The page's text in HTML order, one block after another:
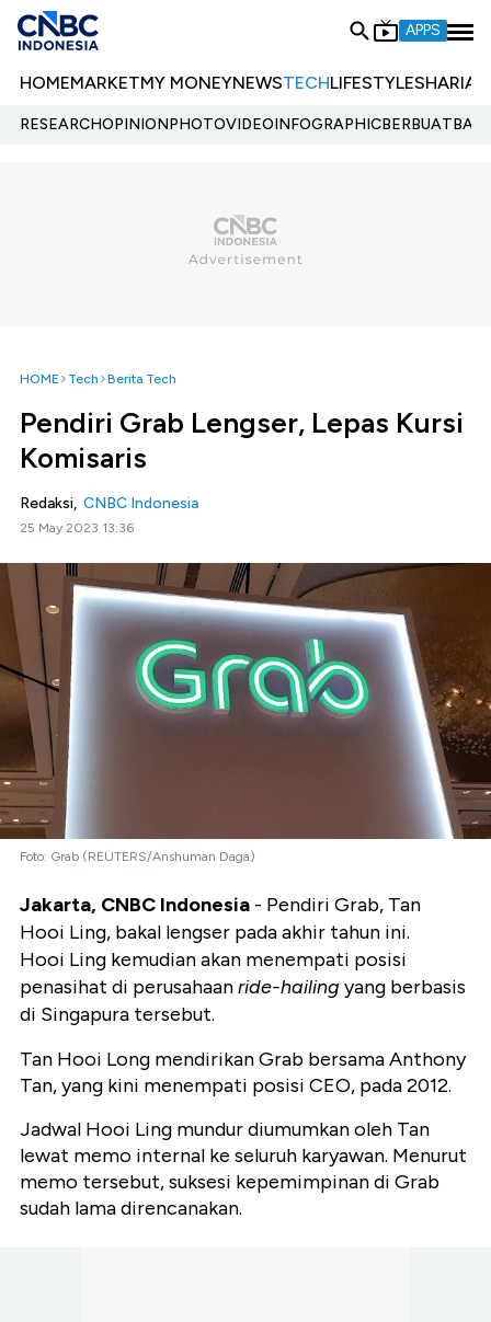
APPS
HOMEMARKETMY MONEYNEWSTECHLIFESTYLESHARIA
RESEARCHOPINIONPHOTOVIDEOINFOGRAPHIC
HOME Tech Berita Tech
Pendiri Grab Lengser, Lepas Kursi
Komisaris
Redaksi, CNBC Indonesia
25 May 2023 13:36
Foto: Grab (REUTERS/Anshuman Daga)
Jakarta, CNBC Indonesia - Pendiri Grab, Tan
Hooi Ling, bakal lengser pada akhir tahun ini.
Hooi Ling kemudian akan menempati posisi
penasihat di perusahaanride-hailing yang berbasis
di Singapura tersebut.
Tan Hooi Long mendirikan Grab bersama Anthony
Tan, yang kini menempati posisi CEO, pada 2012.
Jadwal Hooi Ling mundur diumumkan oleh Tan
lewat memo internal ke seluruh karyawan. Menurut
memo tersebut, suksesi kepemimpinan di Grab
sudah lama direncanakan.